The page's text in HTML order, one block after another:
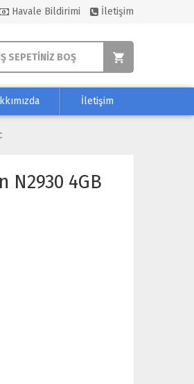
Havale Bildirimi İletişim
SEPETİNİZ BOŞ
İletişim
N2930 4GB